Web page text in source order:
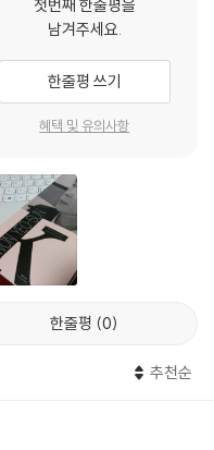
한국학 연구원 등 세계 각국
과 감수, 그리고 원 번역자의
영어 번역의 수준을 끌어올
급되고 있으며, 아시아 출판
주하고 있는 외국인 독자들을
첫번째 한줄평을
남겨주세요.
한줄평 쓰기
혜택 및 유의사항
한줄평 0
추천순